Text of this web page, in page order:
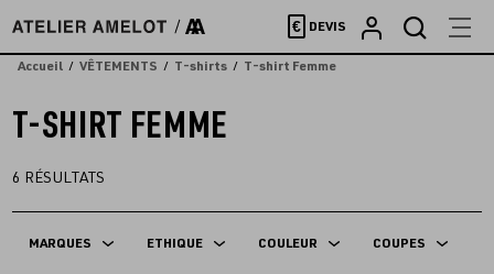
directement
au
€ DEVIS
Accueil VÊTEMENTS T-shirts T-shirt Femme
T-SHIRT FEMME
6 RÉSULTATS
MARQUES ETHIQUE COULEUR COUPES